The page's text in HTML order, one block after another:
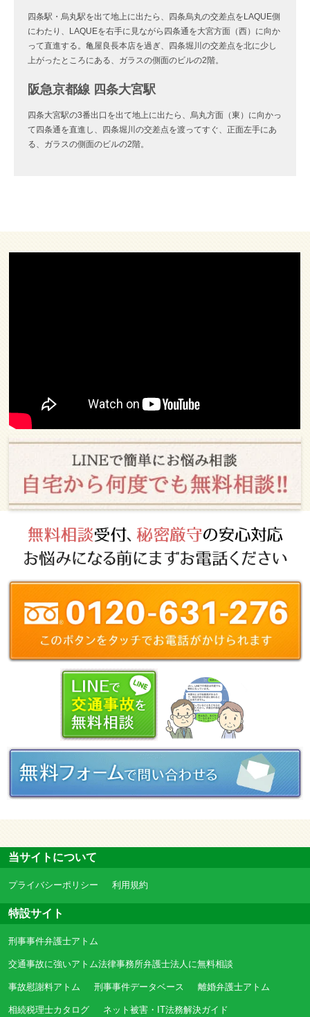
四条駅・烏丸駅を出て地上に出たら、四条烏丸の交差点をLAQUE側
にわたり、LAQUEを右手に見ながら四条通を大宮方面（西）に向か
って直進する。亀屋良長本店を過ぎ、四条堀川の交差点を北に少し
上がったところにある、ガラスの側面のビルの2階。
阪急京都線 四条大宮駅
四条大宮駅の3番出口を出て地上に出たら、烏丸方面（東）に向かっ
て四条通を直進し、四条堀川の交差点を渡ってすぐ、正面左手にあ
る、ガラスの側面のビルの2階。
当サイトについて
プライバシーポリシー 利用規約
特設サイト
刑事事件弁護士アトム
交通事故に強いアトム法律事務所弁護士法人に無料相談
事故慰謝料アトム 刑事事件データベース 離婚弁護士アトム
相続税理士カタログ ネット被害・IT法務解決ガイド